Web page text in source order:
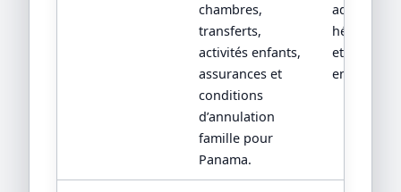
chambres,
transferts,
activités enfants,
assurances et
conditions
d’annulation
famille pour
Panama.
adapté,
et
enfants.